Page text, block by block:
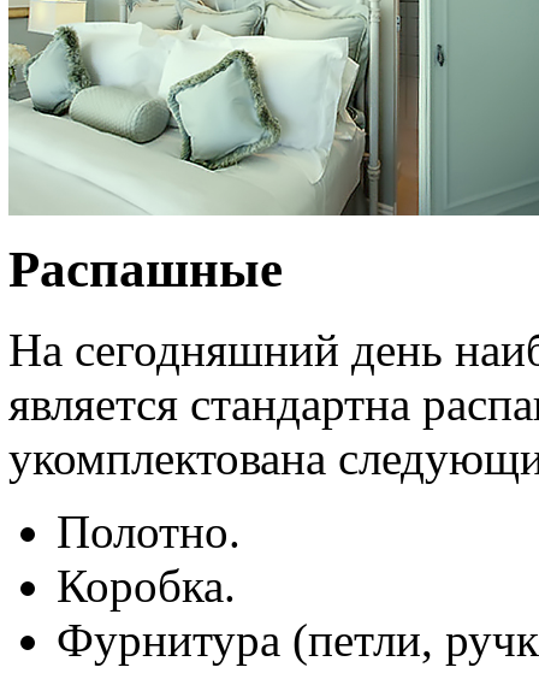
Распашные
На сегодняшний день
является стандартна
укомплектована
Полотно.
Коробка.
Фурнитура (петли,